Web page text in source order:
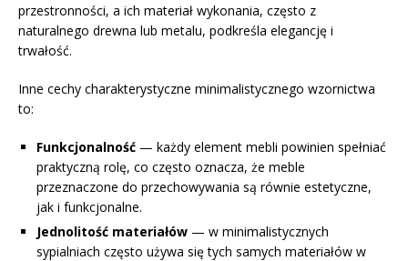
przestronności, a ich materiał wykonania, często z
naturalnego drewna lub metalu, podkreśla elegancję i
trwałość.
Inne cechy charakterystyczne minimalistycznego wzornictwa
to:
Funkcjonalność — każdy element mebli powinien spełniać
praktyczną rolę, co często oznacza, że meble
przeznaczone do przechowywania są równie estetyczne,
jak i funkcjonalne.
Jednolitość materiałów — w minimalistycznych
sypialniach często używa się tych samych materiałów w